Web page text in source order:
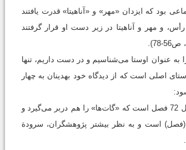
بود که ایزدان «مهر» و «آناهیتا» قدرت یافتند
و مهر و آناهیتا در زیر دست او قرار گرفتند
به عنوان اوستا می‌شناسیم و در دست داریم، تنها
اصلی است که از دیدگاه خود بهدینان به چهار
1. «یَسنا»: شامل 72 فصل است که «گات‌ها» را هم دربر می‌گیرد و
است و به نظر بيشتر پژوهشگران، سرودة